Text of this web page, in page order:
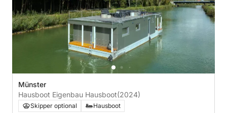
Münster
Hausboot Eigenbau Hausboot(2024)
Skipper optional
Hausboot